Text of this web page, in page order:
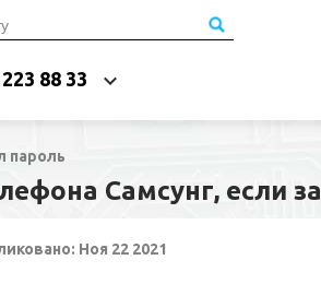
88 33
пароль
Самсунг, если
Ноя 22 2021